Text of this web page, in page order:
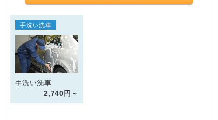
手洗い洗車
手洗い洗車
2,740円～